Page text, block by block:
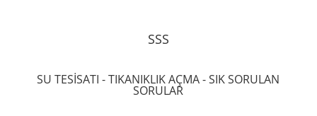
SSS
SU TESİSATI - TIKANIKLIK AÇMA - SIK SORULAN
SORULAR